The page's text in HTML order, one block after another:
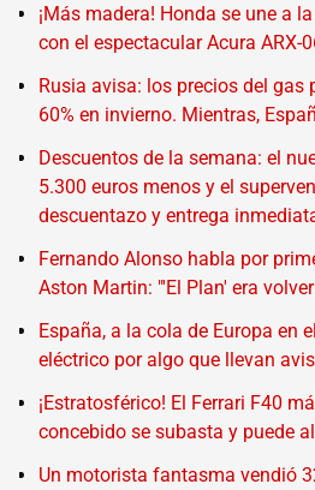
¡Más madera! Honda se une a
con el espectacular Acura ARX-
Rusia avisa: los precios del gas
60% en invierno. Mientras,
Descuentos de la semana: el
5.300 euros menos y el
descuentazo y entrega
Fernando Alonso habla por
Aston Martin: "'El Plan' era
España, a la cola de Europa en
eléctrico por algo que llevan
¡Estratosférico! El Ferrari F40
concebido se subasta y puede
Un motorista fantasma vendió